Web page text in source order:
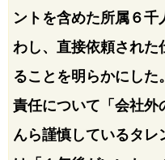
ントを含めた所属６
わし、直接依頼された
ることを明らかにし
責任について「会社外
んら謹慎しているタレ